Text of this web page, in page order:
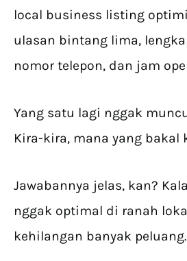
local business listing
ulasan bintang lima,
nomor telepon, dan jam
Yang satu lagi nggak
Kira-kira, mana yang bakal
Jawabannya jelas, kan?
nggak optimal di ranah
kehilangan banyak peluang.